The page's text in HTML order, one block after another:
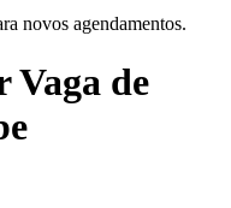
novos agendamentos.
Vaga de